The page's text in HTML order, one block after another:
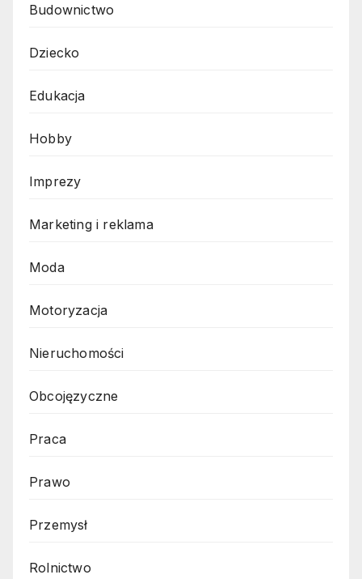
Budownictwo
Dziecko
Edukacja
Hobby
Imprezy
Marketing i reklama
Moda
Motoryzacja
Nieruchomości
Obcojęzyczne
Praca
Prawo
Przemysł
Rolnictwo